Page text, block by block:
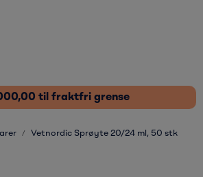
til fraktfri grense
Vetnordic Sprøyte 20/24 ml, 50 stk